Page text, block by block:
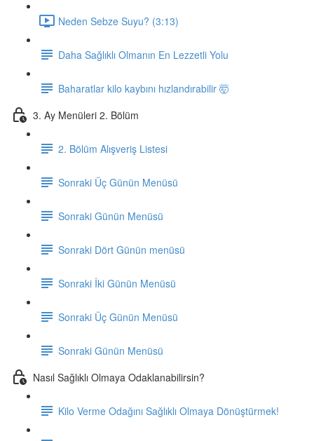
Neden Sebze Suyu? (3:13)
Daha Sağlıklı Olmanın En Lezzetli Yolu
Baharatlar kilo kaybını hızlandırabilir 🤯
3. Ay Menüleri 2. Bölüm
2. Bölüm Alışveriş Listesi
Sonraki Üç Günün Menüsü
Sonraki Günün Menüsü
Sonraki Dört Günün menüsü
Sonraki İki Günün Menüsü
Sonraki Üç Günün Menüsü
Sonraki Günün Menüsü
Nasıl Sağlıklı Olmaya Odaklanabilirsin?
Kilo Verme Odağını Sağlıklı Olmaya Dönüştürmek!